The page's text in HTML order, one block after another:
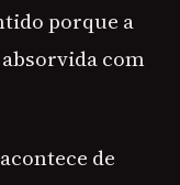
porque a
com
de